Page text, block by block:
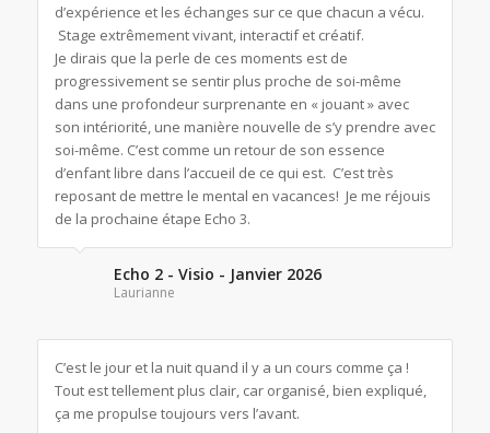
d’expérience et les échanges sur ce que chacun a vécu.
Stage extrêmement vivant, interactif et créatif.
Je dirais que la perle de ces moments est de
progressivement se sentir plus proche de soi-même
dans une profondeur surprenante en « jouant » avec
son intériorité, une manière nouvelle de s’y prendre avec
soi-même. C’est comme un retour de son essence
d’enfant libre dans l’accueil de ce qui est. C’est très
reposant de mettre le mental en vacances! Je me réjouis
de la prochaine étape Echo 3.
Echo 2 - Visio - Janvier 2026
Laurianne
C’est le jour et la nuit quand il y a un cours comme ça !
Tout est tellement plus clair, car organisé, bien expliqué,
ça me propulse toujours vers l’avant.